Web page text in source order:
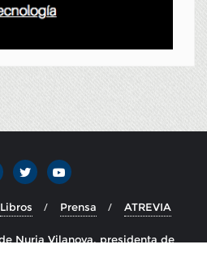
Libros Prensa ATREVIA
Nuria Vilanova, presidenta de